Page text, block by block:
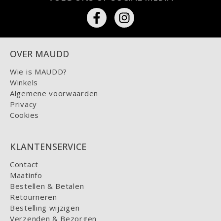
OVER MAUDD
Wie is MAUDD?
Winkels
Algemene voorwaarden
Privacy
Cookies
KLANTENSERVICE
Contact
Maatinfo
Bestellen & Betalen
Retourneren
Bestelling wijzigen
Verzenden & Bezorgen